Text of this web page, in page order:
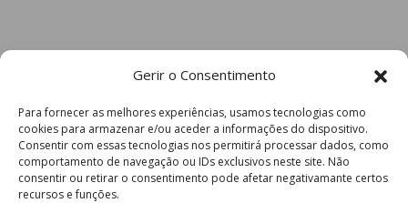
Gerir o Consentimento
Para fornecer as melhores experiências, usamos tecnologias como
cookies para armazenar e/ou aceder a informações do dispositivo.
Consentir com essas tecnologias nos permitirá processar dados, como
comportamento de navegação ou IDs exclusivos neste site. Não
consentir ou retirar o consentimento pode afetar negativamante certos
recursos e funções.